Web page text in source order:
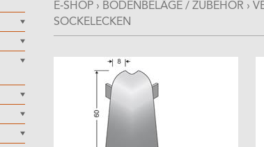
E-SHOP › BODENBELÄGE / ZUBEHÖR ›
SOCKELECKEN